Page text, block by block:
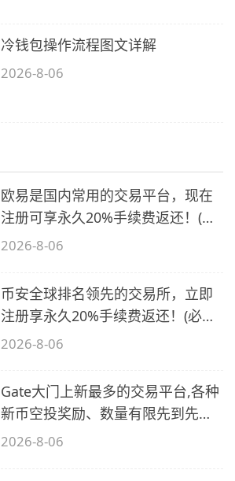
冷钱包操作流程图文详解
2026-8-06
欧易是国内常用的交易平台，现在
注册可享永久20%手续费返还！(必
备1)
2026-8-06
币安全球排名领先的交易所，立即
注册享永久20%手续费返还！(必备
2)
2026-8-06
Gate大门上新最多的交易平台,各种
新币空投奖励、数量有限先到先
得…
2026-8-06